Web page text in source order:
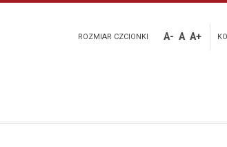
ROZMIAR CZCIONKI A- A A+